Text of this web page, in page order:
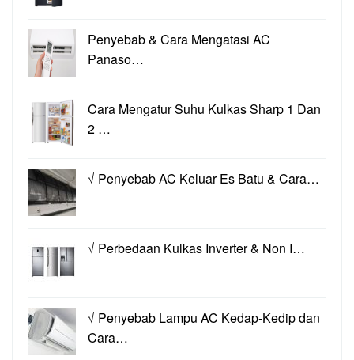
Penyebab & Cara Mengatasi AC
Panaso…
Cara Mengatur Suhu Kulkas Sharp 1 Dan
2 …
√ Penyebab AC Keluar Es Batu & Cara…
√ Perbedaan Kulkas Inverter & Non I…
√ Penyebab Lampu AC Kedap-Kedip dan
Cara…